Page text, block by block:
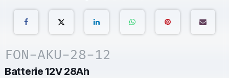
FON-AKU-28-12
Batterie 12V 28Ah